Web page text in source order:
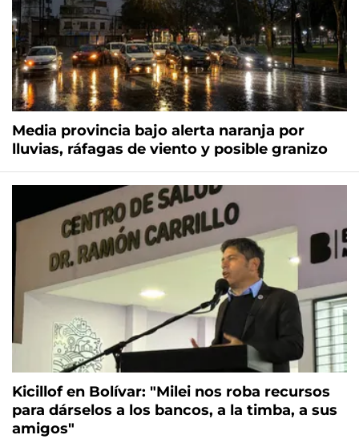
Media provincia bajo alerta naranja por
lluvias, ráfagas de viento y posible granizo
Kicillof en Bolívar: "Milei nos roba recursos
para dárselos a los bancos, a la timba, a sus
amigos"